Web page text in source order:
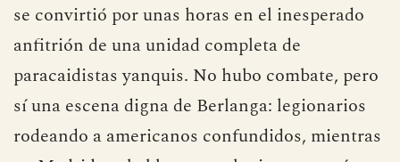
se convirtió por unas horas en el inesperado
anfitrión de una unidad completa de
paracaidistas yanquis. No hubo combate, pero
sí una escena digna de Berlanga: legionarios
rodeando a americanos confundidos, mientras